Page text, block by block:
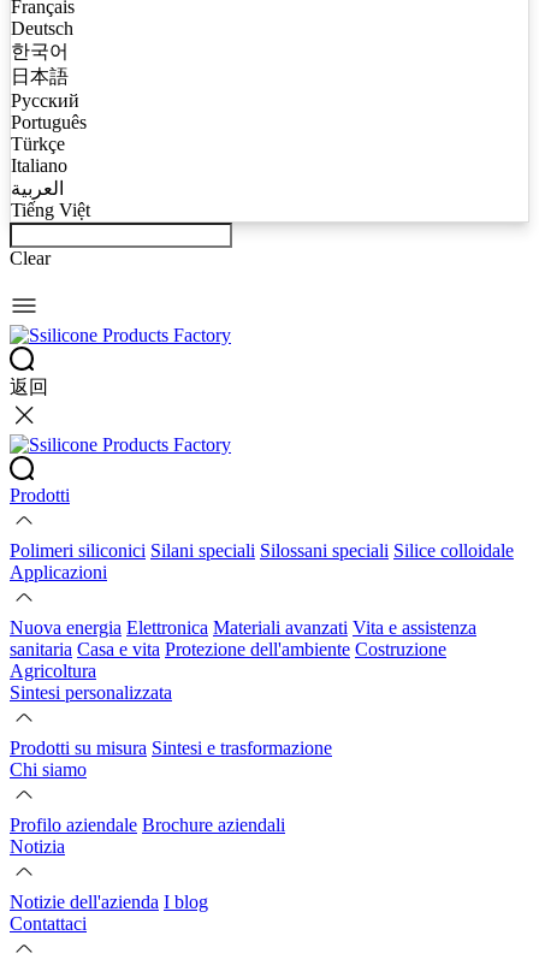
Français
Deutsch
한국어
日本語
Русский
Português
Türkçe
Italiano
العربية
Tiếng Việt
Clear
返回
Prodotti
Polimeri siliconici Silani speciali Silossani speciali Silice colloidale
Applicazioni
Nuova energia Elettronica Materiali avanzati Vita e assistenza
sanitaria Casa e vita Protezione dell'ambiente Costruzione
Agricoltura
Sintesi personalizzata
Prodotti su misura Sintesi e trasformazione
Chi siamo
Profilo aziendale Brochure aziendali
Notizia
Notizie dell'azienda I blog
Contattaci